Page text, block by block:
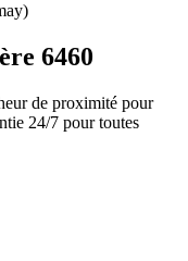
6460
de proximité pour
24/7 pour toutes